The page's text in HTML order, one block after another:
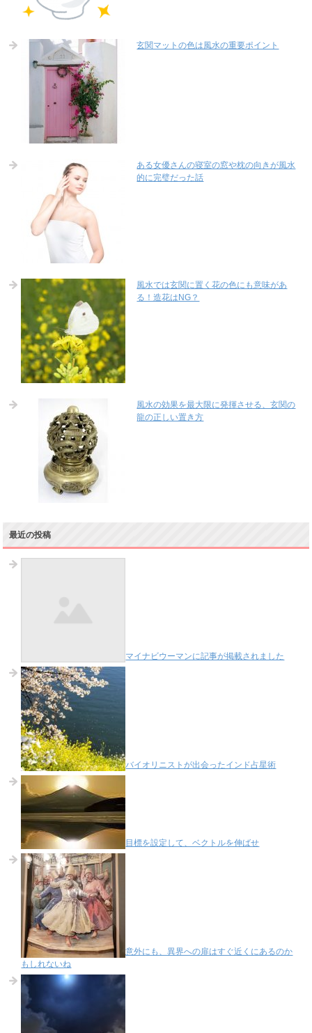
玄関マットの色は風水の重要ポイント
ある女優さんの寝室の窓や枕の向きが風水
的に完璧だった話
風水では玄関に置く花の色にも意味があ
る！造花はNG？
風水の効果を最大限に発揮させる、玄関の
龍の正しい置き方
最近の投稿
マイナビウーマンに記事が掲載されました
バイオリニストが出会ったインド占星術
目標を設定して、ベクトルを伸ばせ
意外にも、異界への扉はすぐ近くにあるのか
もしれないね